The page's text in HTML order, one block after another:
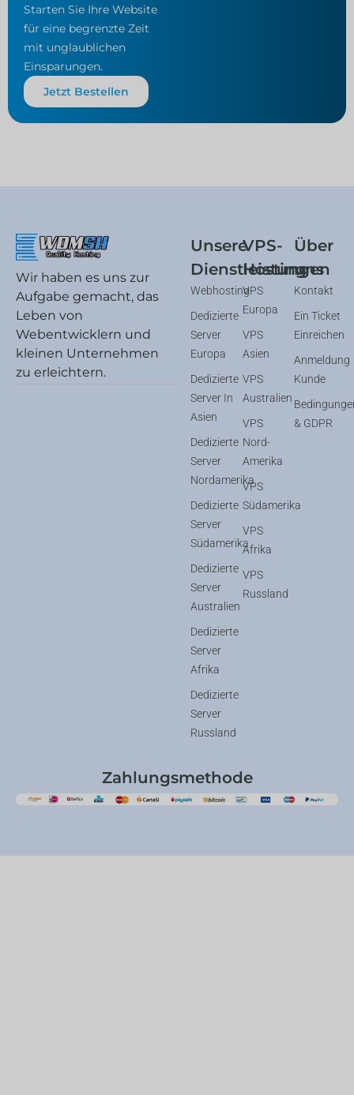
Starten Sie Ihre Website
für eine begrenzte Zeit
mit unglaublichen
Einsparungen.
Jetzt Bestellen
Wir haben es uns zur
Aufgabe gemacht, das
Leben von
Webentwicklern und
kleinen Unternehmen
zu erleichtern.
Unsere
Dienstleistungen
Webhosting
Dedizierte
Server
Europa
Dedizierte
Server In
Asien
Dedizierte
Server
Nordamerika
Dedizierte
Server
Südamerika
Dedizierte
Server
Australien
Dedizierte
Server
Afrika
Dedizierte
Server
Russland
VPS-
Hosting
VPS
Europa
VPS
Asien
VPS
Australien
VPS
Nord-
Amerika
VPS
Südamerika
VPS
Afrika
VPS
Russland
Über
uns
Kontakt
Ein Ticket
Einreichen
Anmeldung
Kunde
& GDPR
Zahlungsmethode